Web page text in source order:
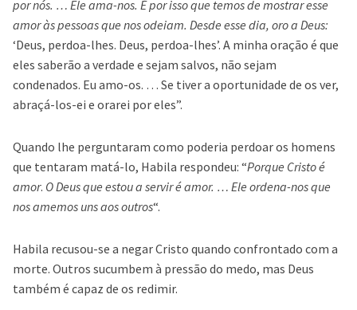
por nós. … Ele ama-nos. É por isso que temos de mostrar esse
amor às pessoas que nos odeiam. Desde esse dia, oro a Deus:
‘Deus, perdoa-lhes. Deus, perdoa-lhes’. A minha oração é que
eles saberão a verdade e sejam salvos, não sejam
condenados. Eu amo-os. … Se tiver a oportunidade de os ver,
abraçá-los-ei e orarei por eles”.
Quando lhe perguntaram como poderia perdoar os homens
que tentaram matá-lo, Habila respondeu: “Porque Cristo é
amor. O Deus que estou a servir é amor. … Ele ordena-nos que
nos amemos uns aos outros“.
Habila recusou-se a negar Cristo quando confrontado com a
morte. Outros sucumbem à pressão do medo, mas Deus
também é capaz de os redimir.